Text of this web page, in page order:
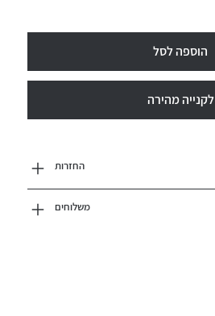
הוספה לסל
לקנייה מהירה
החזרות
משלוחים